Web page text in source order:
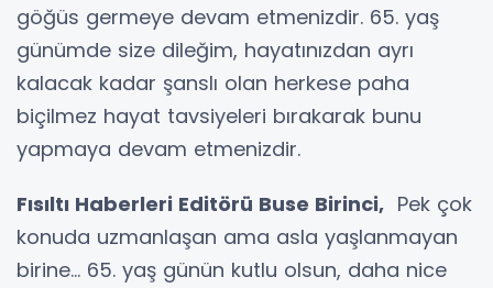
göğüs germeye devam etmenizdir. 65. yaş
günümde size dileğim, hayatınızdan ayrı
kalacak kadar şanslı olan herkese paha
biçilmez hayat tavsiyeleri bırakarak bunu
yapmaya devam etmenizdir.
Fısıltı Haberleri Editörü Buse Birinci, Pek çok
konuda uzmanlaşan ama asla yaşlanmayan
birine… 65. yaş günün kutlu olsun, daha nice